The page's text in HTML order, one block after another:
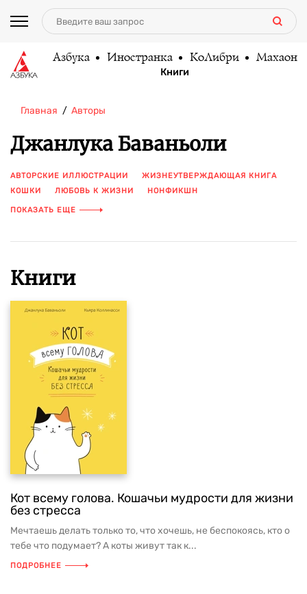
Азбука Иностранка КоЛибри Махаон
Книги
Главная Авторы
Джанлука Баваньоли
АВТОРСКИЕ ИЛЛЮСТРАЦИИ
ЖИЗНЕУТВЕРЖДАЮЩАЯ КНИГА
КОШКИ
ЛЮБОВЬ К ЖИЗНИ
НОНФИКШН
ОТНОШЕНИЕ К ЖИЗНИ
ПОКАЗАТЬ ЕЩЕ
Книги
Кот всему голова. Кошачьи мудрости для жизни
без стресса
Мечтаешь делать только то, что хочешь, не беспокоясь, кто о
тебе что подумает? А коты живут так к...
ПОДРОБНЕЕ